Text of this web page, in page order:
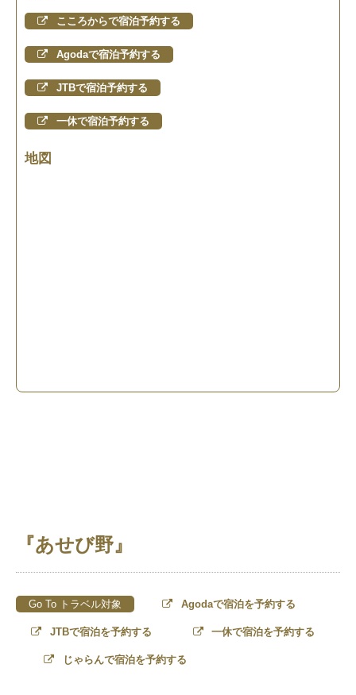
こころからで宿泊予約する
Agodaで宿泊予約する
JTBで宿泊予約する
一休で宿泊予約する
地図
『あせび野』
Go To トラベル対象 Agodaで宿泊を予約する
JTBで宿泊を予約する 一休で宿泊を予約する
じゃらんで宿泊を予約する